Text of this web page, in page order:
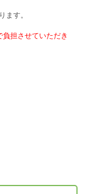
ます。
担させていただき